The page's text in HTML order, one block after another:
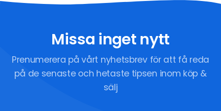
Missa inget nytt
Prenumerera på vårt nyhetsbrev för att få reda
på de senaste och hetaste tipsen inom köp &
sälj